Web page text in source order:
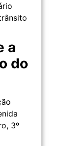
a
do
3º